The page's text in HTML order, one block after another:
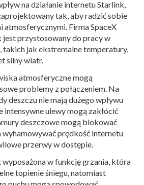
na działanie internetu Starlink,
tak, aby radzić sobie
atmosferycznymi. Firma SpaceX
jest przystosowany do pracy w
takich jak ekstremalne temperatury,
silny wiatr​.
atmosferyczne mogą
problemy z połączeniem. Na
deszczu nie mają dużego wpływu
intensywne ulewy mogą zakłócić
deszczowe mogą blokować
wyhamowywać prędkość internetu
przerwy w dostępie​.
w funkcję grzania, która
topienie śniegu, natomiast